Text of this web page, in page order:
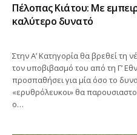
Πέλοπας Κιάτου: Με
καλύτερο δυνατό
Στην Α’ Κατηγορία θα βρεθεί τη
τον υποβιβασμό του από τη Γ’
προσπαθήσει για μία όσο το
«ερυθρόλευκοι» θα
ο…